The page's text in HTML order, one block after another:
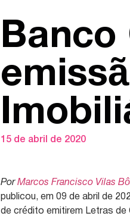
Banco
15 de abril de 2020
PorMarcos Francisco Vilas
publicou, em 09 de abril de
de crédito emitirem Letras de